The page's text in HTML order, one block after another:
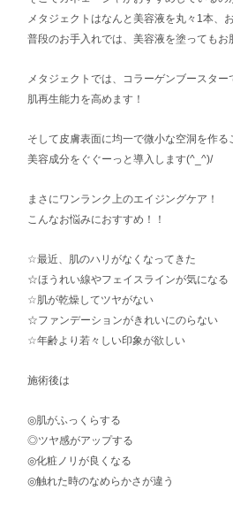
メタジェクトはなんと美容液を丸々1本、
普段のお手入れでは、美容液を塗ってもお
メタジェクトでは、コラーゲンブースタ
肌再生能力を高めます！
そして皮膚表面に均一で微小な空洞を作
美容成分をぐぐーっと導入します(^_^)/
まさにワンランク上のエイジングケア！
こんなお悩みにおすすめ！！
☆最近、肌のハリがなくなってきた
☆ほうれい線やフェイスラインが気になる
☆肌が乾燥してツヤがない
☆ファンデーションがきれいにのらない
☆年齢より若々しい印象が欲しい
施術後は
◎肌がふっくらする
◎ツヤ感がアップする
◎化粧ノリが良くなる
◎触れた時のなめらかさが違う